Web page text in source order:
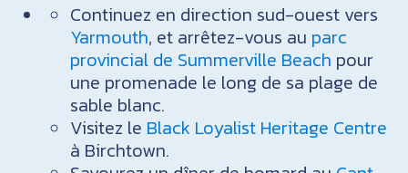
Continuez en direction sud-ouest vers
Yarmouth, et arrêtez-vous au parc
provincial de Summerville Beach pour
une promenade le long de sa plage de
sable blanc.
Visitez le Black Loyalist Heritage Centre
à Birchtown.